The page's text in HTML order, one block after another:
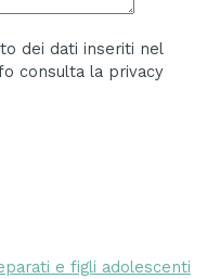
dei dati inseriti nel
consulta la privacy
e figli adolescenti